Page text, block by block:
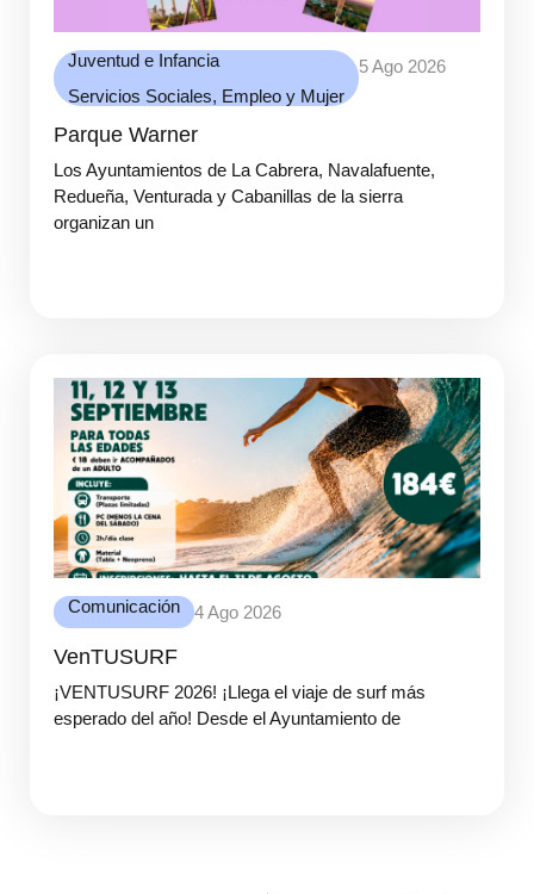
Juventud e Infancia
Servicios Sociales, Empleo y Mujer
5 Ago 2026
Parque Warner
Los Ayuntamientos de La Cabrera, Navalafuente,
Redueña, Venturada y Cabanillas de la sierra
organizan un
Comunicación 4 Ago 2026
VenTUSURF
¡VENTUSURF 2026! ¡Llega el viaje de surf más
esperado del año! Desde el Ayuntamiento de